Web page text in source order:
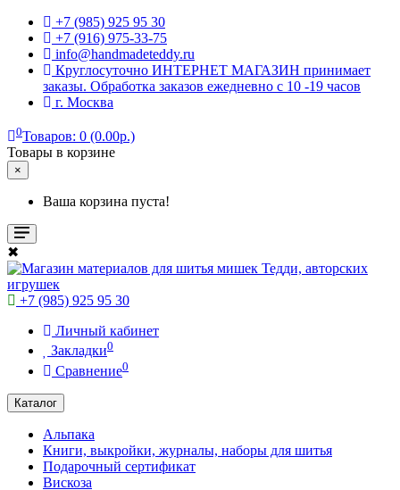
+7 (985) 925 95 30
+7 (916) 975-33-75
info@handmadeteddy.ru
Круглосуточно ИНТЕРНЕТ МАГАЗИН принимает
заказы. Обработка заказов ежедневно с 10 -19 часов
г. Москва
0Товаров: 0 (0.00р.)
Товары в корзине
×
Ваша корзина пуста!
✖
+7 (985) 925 95 30
Личный кабинет
Закладки0
Сравнение0
Каталог
Альпака
Книги, выкройки, журналы, наборы для шитья
Подарочный сертификат
Вискоза